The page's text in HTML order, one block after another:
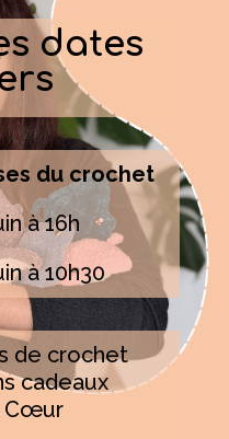
dates
du crochet
à 16h
à 10h30
de crochet
cadeaux
Cœur